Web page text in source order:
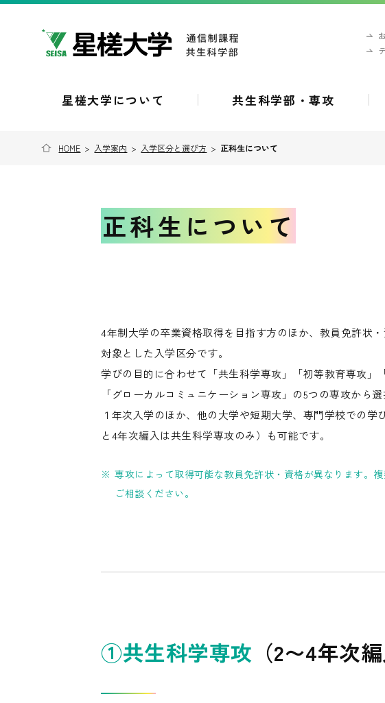
星槎大学について 共生科学部・専攻
HOME > 入学案内 > 入学区分と選び方 > 正科生について
正科生について
4年制大学の卒業資格取得を目指す方のほか、教員免許状
対象とした入学区分です。
学びの目的に合わせて「共生科学専攻」「初等教育専攻」
「グローカルコミュニケーション専攻」の5つの専攻から選
１年次入学のほか、他の大学や短期大学、専門学校での
と4年次編入は共生科学専攻のみ）も可能です。
専攻によって取得可能な教員免許状・資格が異なります。
ご相談ください。
①共生科学専攻 （2〜4年次